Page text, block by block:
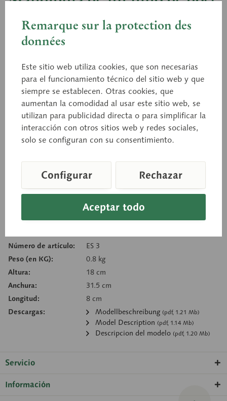
años
una mitad izquierda de la mandíbula), aprox. 3
aumentos, de SOMSO-PLAST®. Afectación por
caries en el primer y el segundo molares. No
desmontable. Sobre placa base verde.
Precio a consultar
Tiempo de entrega a petición
Cesta de consulta
Recordar Recomendar
Número de artículo:
ES 3
Peso (en KG):
0.8 kg
Altura:
18 cm
Anchura:
31.5 cm
Longitud:
8 cm
Descargas:
Modellbeschreibung (pdf, 1.21 Mb)
Model Description (pdf, 1.14 Mb)
Descripcion del modelo (pdf, 1.20 Mb)
Servicio
Información
Remarque sur la protection des
données
Este sitio web utiliza cookies, que son necesarias
para el funcionamiento técnico del sitio web y que
siempre se establecen. Otras cookies, que
aumentan la comodidad al usar este sitio web, se
utilizan para publicidad directa o para simplificar la
interacción con otros sitios web y redes sociales,
solo se configuran con su consentimiento.
Aceptar todo
Configurar Rechazar